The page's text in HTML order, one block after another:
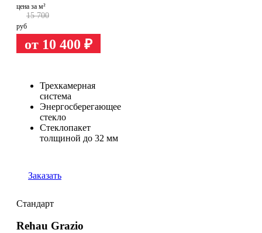
цена за м²
15 700
руб
от 10 400 ₽
Трехкамерная
система
Энергосберегающее
стекло
Стеклопакет
толщиной до 32 мм
Стандарт
Rehau Grazio
Заказать